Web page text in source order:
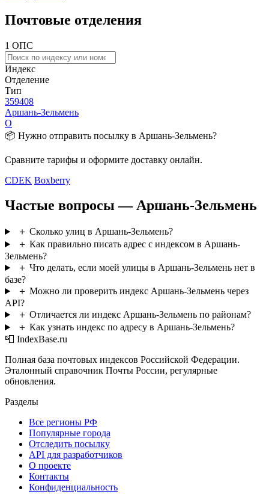
Почтовые отделения
1 ОПС
Индекс
Отделение
Тип
359408
Аршань-Зельмень
О
📦 Нужно отправить посылку в Аршань-Зельмень?
Сравните тарифы и оформите доставку онлайн.
CDEK Boxberry
Частые вопросы — Аршань-Зельмень
＋ Сколько улиц в Аршань-Зельмень?
＋ Как правильно писать адрес с индексом в Аршань-
Зельмень?
＋ Что делать, если моей улицы в Аршань-Зельмень нет в
базе?
＋ Можно ли проверить индекс Аршань-Зельмень через
API?
＋ Отличается ли индекс Аршань-Зельмень по районам?
＋ Как узнать индекс по адресу в Аршань-Зельмень?
📮 IndexBase.ru
Полная база почтовых индексов Российской Федерации.
Эталонный справочник Почты России, регулярные
обновления.
Разделы
Все регионы РФ
Популярные города
Отследить посылку
API для разработчиков
О проекте
Контакты
Конфиденциальность